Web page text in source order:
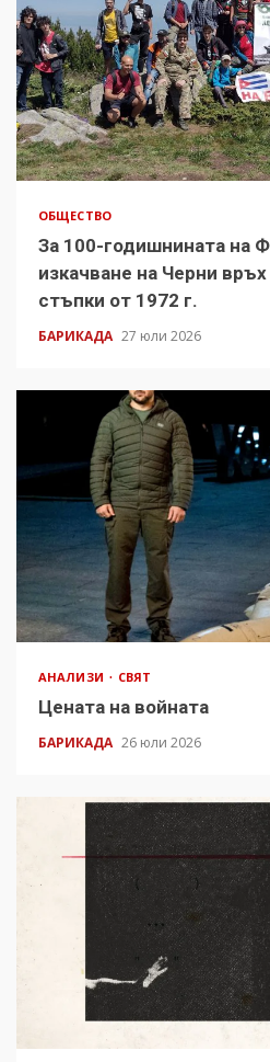
ОБЩЕСТВО
За 100-годишнината на
изкачване на Черни
стъпки от 1972 г.
БАРИКАДА 27 юли 2026
АНАЛИЗИ СВЯТ
Цената на войната
БАРИКАДА 26 юли 2026